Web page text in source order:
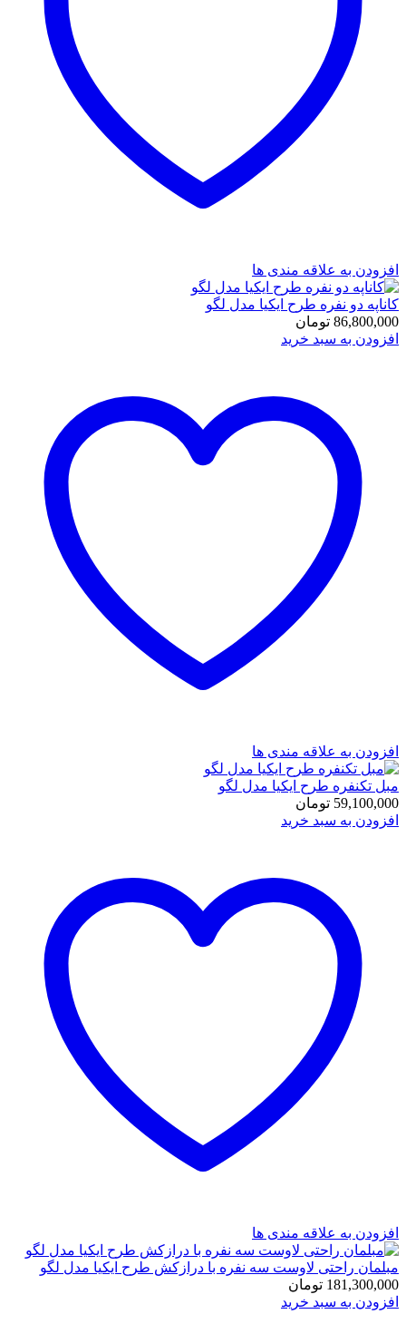
افزودن به علاقه مندی ها
کاناپه دو نفره طرح ایکیا مدل لگو
86,800,000 تومان
افزودن به سبد خرید
افزودن به علاقه مندی ها
مبل تکنفره طرح ایکیا مدل لگو
59,100,000 تومان
افزودن به سبد خرید
افزودن به علاقه مندی ها
مبلمان راحتی لاوست سه نفره با درازکش طرح ایکیا مدل لگو
181,300,000 تومان
افزودن به سبد خرید